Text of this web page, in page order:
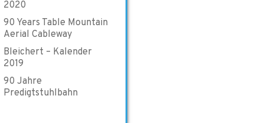
2020
90 Years Table Mountain
Aerial Cableway
Bleichert – Kalender
2019
90 Jahre
Predigtstuhlbahn